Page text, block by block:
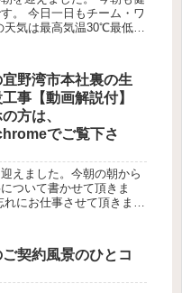
。 今日一日もチーム・ワ
気は最高気温30℃最低気
野湾市本社裏の生
事【動画解説付】
方は、
でご覧下さ
えました。今朝の朝から
ついて書かせて頂きま
にお仕事させて頂きま
契約風景のひとコ